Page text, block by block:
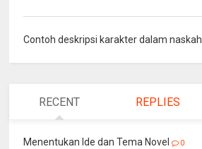
Contoh deskripsi karakter dalam naskah
RECENT REPLIES
Menentukan Ide dan Tema Novel 0